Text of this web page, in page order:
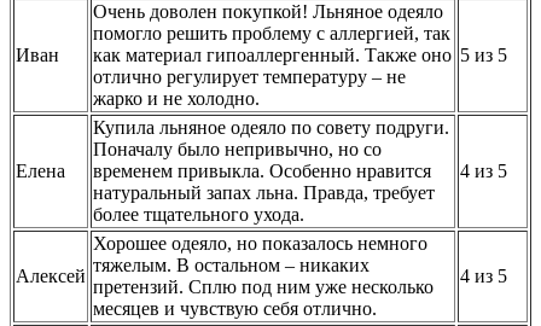
Иван
Очень доволен покупкой! Льняное одеяло
помогло решить проблему с аллергией, так
как материал гипоаллергенный. Также оно
отлично регулирует температуру – не
жарко и не холодно.
5 из 5
Елена
Купила льняное одеяло по совету подруги.
Поначалу было непривычно, но со
временем привыкла. Особенно нравится
натуральный запах льна. Правда, требует
более тщательного ухода.
4 из 5
Алексей
Хорошее одеяло, но показалось немного
тяжелым. В остальном – никаких
претензий. Сплю под ним уже несколько
месяцев и чувствую себя отлично.
4 из 5